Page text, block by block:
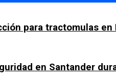
para tractomulas
en Santander